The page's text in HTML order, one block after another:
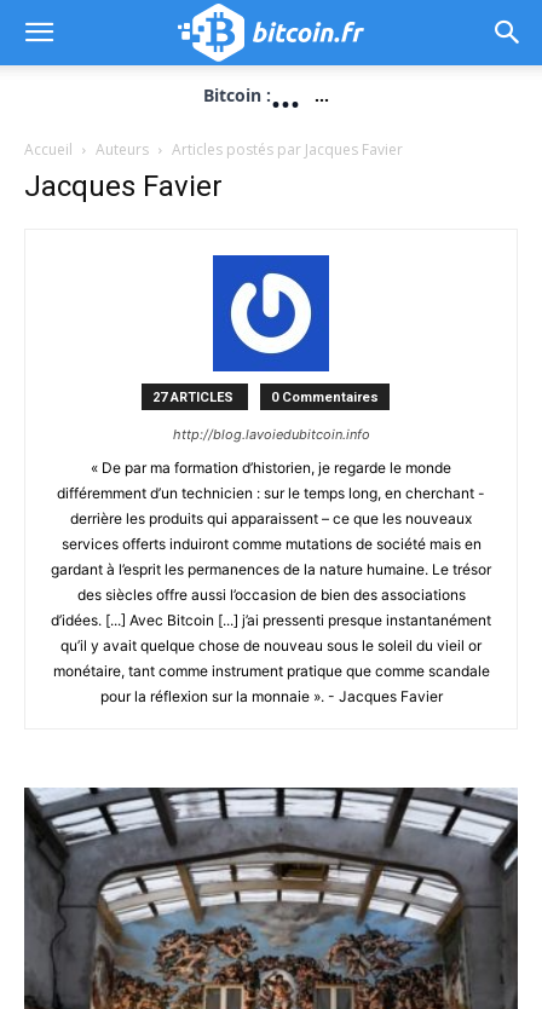
Bitcoin :... ...
Accueil Auteurs Articles postés par Jacques Favier
Jacques Favier
27 ARTICLES 0 Commentaires
http://blog.lavoiedubitcoin.info
« De par ma formation d’historien, je regarde le monde
différemment d’un technicien : sur le temps long, en cherchant -
derrière les produits qui apparaissent – ce que les nouveaux
services offerts induiront comme mutations de société mais en
gardant à l’esprit les permanences de la nature humaine. Le trésor
des siècles offre aussi l’occasion de bien des associations
d’idées. [...] Avec Bitcoin [...] j’ai pressenti presque instantanément
qu’il y avait quelque chose de nouveau sous le soleil du vieil or
monétaire, tant comme instrument pratique que comme scandale
pour la réflexion sur la monnaie ». - Jacques Favier